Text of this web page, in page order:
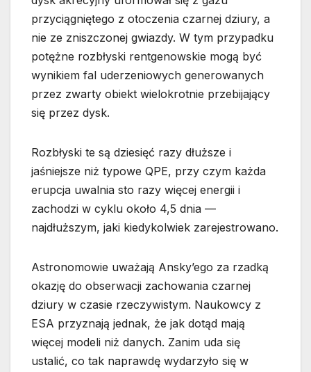
przyciągniętego z otoczenia czarnej dziury, a
nie ze zniszczonej gwiazdy. W tym przypadku
potężne rozbłyski rentgenowskie mogą być
wynikiem fal uderzeniowych generowanych
przez zwarty obiekt wielokrotnie przebijający
się przez dysk.
Rozbłyski te są dziesięć razy dłuższe i
jaśniejsze niż typowe QPE, przy czym każda
erupcja uwalnia sto razy więcej energii i
zachodzi w cyklu około 4,5 dnia —
najdłuższym, jaki kiedykolwiek zarejestrowano.
Astronomowie uważają Ansky’ego za rzadką
okazję do obserwacji zachowania czarnej
dziury w czasie rzeczywistym. Naukowcy z
ESA przyznają jednak, że jak dotąd mają
więcej modeli niż danych. Zanim uda się
ustalić, co tak naprawdę wydarzyło się w